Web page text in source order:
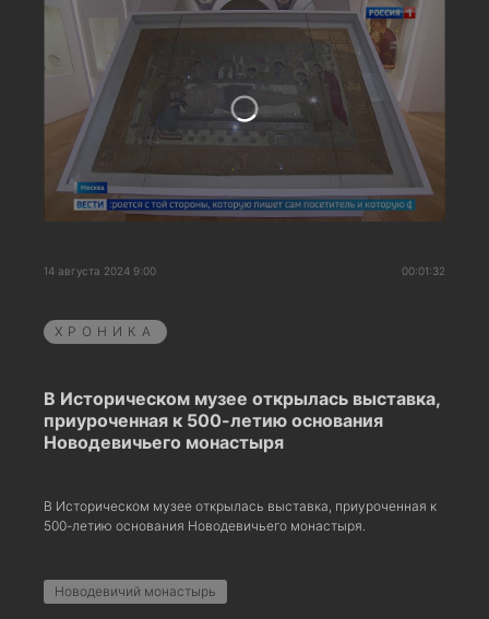
14 августа 2024 9:00 00:01:32
ХРОНИКА
В Историческом музее открылась выставка,
приуроченная к 500-летию основания
Новодевичьего монастыря
В Историческом музее открылась выставка, приуроченная к
500-летию основания Новодевичьего монастыря.
Новодевичий монастырь